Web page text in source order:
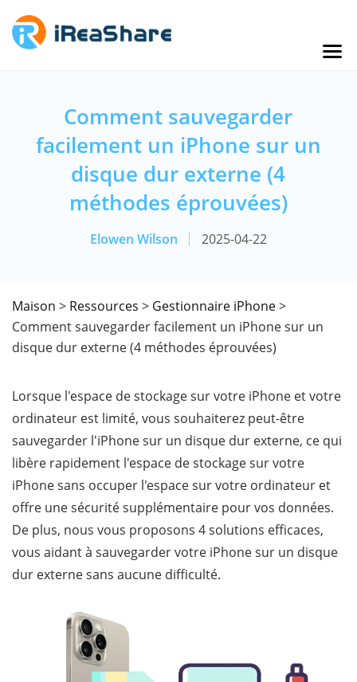
Comment sauvegarder
facilement un iPhone sur un
disque dur externe (4
méthodes éprouvées)
Elowen Wilson 2025-04-22
Maison > Ressources > Gestionnaire iPhone>
Comment sauvegarder facilement un iPhone sur un
disque dur externe (4 méthodes éprouvées)
Lorsque l'espace de stockage sur votre iPhone et votre
ordinateur est limité, vous souhaiterez peut-être
sauvegarder l'iPhone sur un disque dur externe, ce qui
libère rapidement l'espace de stockage sur votre
iPhone sans occuper l'espace sur votre ordinateur et
offre une sécurité supplémentaire pour vos données.
De plus, nous vous proposons 4 solutions efficaces,
vous aidant à sauvegarder votre iPhone sur un disque
dur externe sans aucune difficulté.